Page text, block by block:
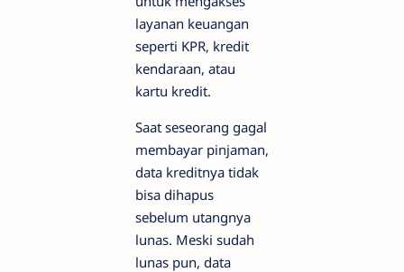
layanan keuangan
seperti KPR, kredit
kendaraan, atau
kartu kredit.
Saat seseorang gagal
membayar pinjaman,
data kreditnya tidak
bisa dihapus
sebelum utangnya
lunas. Meski sudah
lunas pun, data